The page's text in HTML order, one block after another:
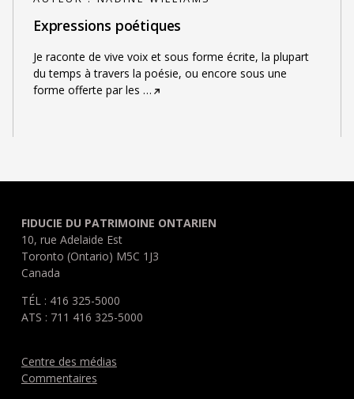
Expressions poétiques
Je raconte de vive voix et sous forme écrite, la plupart
du temps à travers la poésie, ou encore sous une
forme offerte par les …
FIDUCIE DU PATRIMOINE ONTARIEN
10, rue Adelaide Est
Toronto (Ontario) M5C 1J3
Canada
TÉL : 416 325-5000
ATS : 711 416 325-5000
Centre des médias
Commentaires